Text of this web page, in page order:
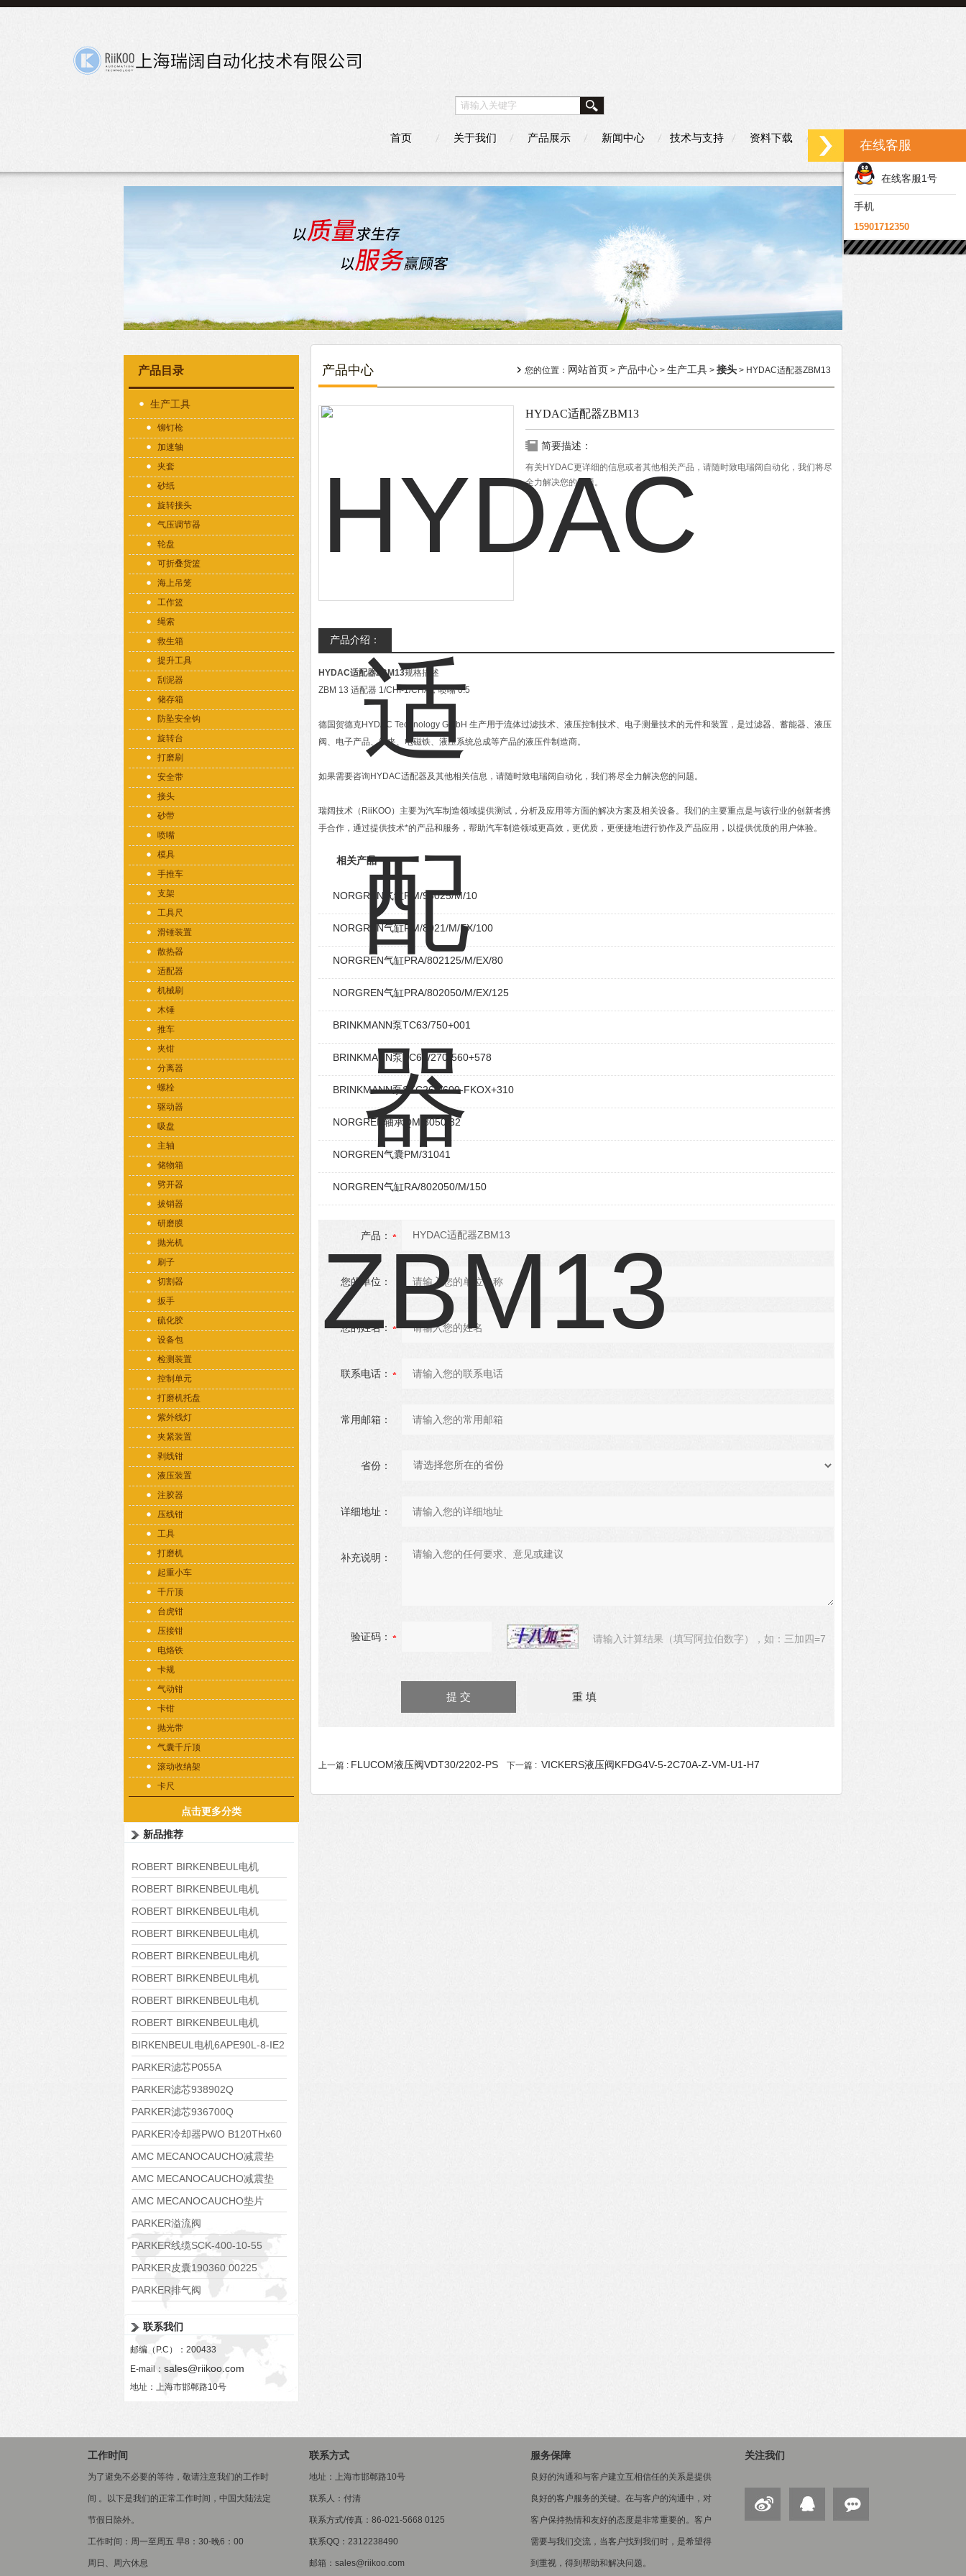
首页 关于我们 产品展示 新闻中心 技术与支持 资料下载 联系我们
产品目录
生产工具
铆钉枪
加速轴
夹套
砂纸
旋转接头
气压调节器
轮盘
可折叠货篮
海上吊笼
工作篮
绳索
救生箱
提升工具
刮泥器
储存箱
防坠安全钩
旋转台
打磨刷
安全带
接头
砂带
喷嘴
模具
手推车
支架
工具尺
滑锤装置
散热器
适配器
机械刷
木锤
推车
夹钳
分离器
螺栓
驱动器
吸盘
主轴
储物箱
劈开器
拔销器
研磨膜
抛光机
刷子
切割器
扳手
硫化胶
设备包
检测装置
控制单元
打磨机托盘
紫外线灯
夹紧装置
剥线钳
液压装置
注胶器
压线钳
工具
打磨机
起重小车
千斤顶
台虎钳
压接钳
电烙铁
卡规
气动钳
卡钳
抛光带
气囊千斤顶
滚动收纳架
卡尺
点击更多分类
新品推荐
ROBERT BIRKENBEUL电机
8APE225M-4-IE3
ROBERT BIRKENBEUL电机
8APE180L-4 IE3
ROBERT BIRKENBEUL电机
8APE160M-6 IE3
ROBERT BIRKENBEUL电机
8APE160L-4-IE3
ROBERT BIRKENBEUL电机
8APE112M-6K-IE3
ROBERT BIRKENBEUL电机
8APE100L-2 IE3
ROBERT BIRKENBEUL电机
8APE90S-4 IE3
ROBERT BIRKENBEUL电机
8APE80M-2K-IE3
BIRKENBEUL电机6APE90L-8-IE2
PARKER滤芯P055A
PARKER滤芯938902Q
PARKER滤芯936700Q
PARKER冷却器PWO B120THx60
AMC MECANOCAUCHO减震垫
138552
AMC MECANOCAUCHO减震垫
138551
AMC MECANOCAUCHO垫片
608074
PARKER溢流阀
RE06M35W2N1KWXG087
PARKER线缆SCK-400-10-55
PARKER皮囊190360 00225
PARKER排气阀
联系我们
邮编（P.C）：200433
E-mail： sales@riikoo.com
地址：上海市邯郸路10号
产品中心 您的位置： 网站首页 > 产品中心 > 生产工具 > 接头 > HYDAC适配器ZBM13
HYDAC适配器ZBM13
简要描述：
有关HYDAC更详细的信息或者其他相关产品，请随时致电瑞阔自动化，我们将尽
全力解决您的问题。
产品介绍：
HYDAC适配器ZBM13规格描述
ZBM 13 适配器 1/CHI-1/CHA，喷嘴 0.5
德国贺德克HYDAC Technology GmbH 生产用于流体过滤技术、液压控制技术、电子测量技术的元件和装置，是过滤器、蓄能器、液压
阀、电子产品、管夹、电磁铁、液压系统总成等产品的液压件制造商。
如果需要咨询HYDAC适配器及其他相关信息，请随时致电瑞阔自动化，我们将尽全力解决您的问题。
瑞阔技术（RiiKOO）主要为汽车制造领域提供测试，分析及应用等方面的解决方案及相关设备。我们的主要重点是与该行业的创新者携
手合作，通过提供技术*的产品和服务，帮助汽车制造领域更高效，更优质，更便捷地进行协作及产品应用，以提供优质的用户体验。
相关产品
NORGREN气缸RM/93025/M/10
NORGREN气缸RM/8021/M/EX/100
NORGREN气缸PRA/802125/M/EX/80
NORGREN气缸PRA/802050/M/EX/125
BRINKMANN泵TC63/750+001
BRINKMANN泵TC63/270-560+578
BRINKMANN泵STC260/600-FKOX+310
NORGREN轴承QM/8050/32
NORGREN气囊PM/31041
NORGREN气缸RA/802050/M/150
产品：
您的单位：
您的姓名：
联系电话：
常用邮箱：
省份：
详细地址：
补充说明：
验证码： 请输入计算结果（填写阿拉伯数字），如：三加四=7
上一篇 : FLUCOM液压阀VDT30/2202-PS 下一篇 : VICKERS液压阀KFDG4V-5-2C70A-Z-VM-U1-H7
工作时间
为了避免不必要的等待，敬请注意我们的工作时
间 。以下是我们的正常工作时间，中国大陆法定
节假日除外。
工作时间：周一至周五 早8：30-晚6：00
周日、周六休息
联系方式
地址：上海市邯郸路10号
联系人：付清
联系方式/传真：86-021-5668 0125
联系QQ：2312238490
邮箱：sales@riikoo.com
服务保障
良好的沟通和与客户建立互相信任的关系是提供
良好的客户服务的关键。在与客户的沟通中，对
客户保持热情和友好的态度是非常重要的。客户
需要与我们交流，当客户找到我们时，是希望得
到重视，得到帮助和解决问题。
关注我们
在线客服
在线客服1号
手机
15901712350